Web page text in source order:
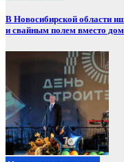
В Новосибирской области
и свайным полем вместо